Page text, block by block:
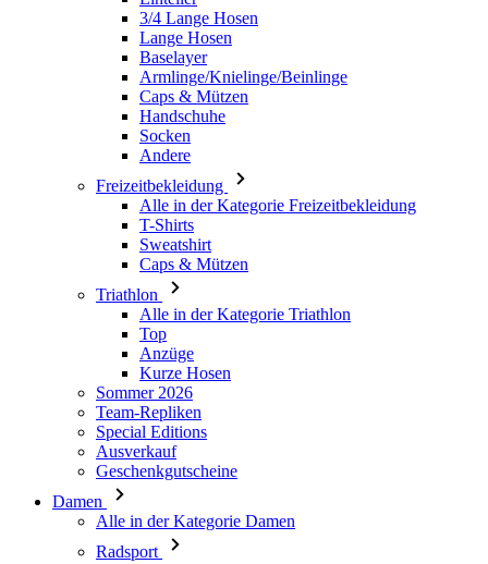
Handschuhe
Socken
Andere
Freizeitbekleidung
Alle in der Kategorie Freizeitbekleidung
T-Shirts
Sweatshirt
Caps & Mützen
Triathlon
Alle in der Kategorie Triathlon
Top
Anzüge
Kurze Hosen
Sommer 2026
Team-Repliken
Special Editions
Ausverkauf
Geschenkgutscheine
Damen
Alle in der Kategorie Damen
Radsport
Alle in der Kategorie Radsport
Trikots Langarm
Westen
Jacken